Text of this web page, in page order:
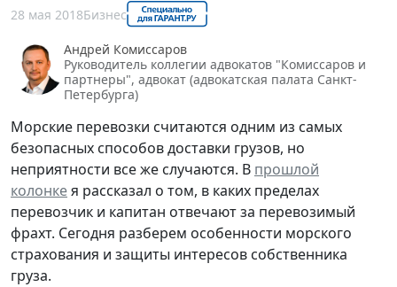
28 мая 2018Бизнес
Андрей Комиссаров
Руководитель коллегии адвокатов "Комиссаров и
партнеры", адвокат (адвокатская палата Санкт-
Петербурга)
Морские перевозки считаются одним из самых
безопасных способов доставки грузов, но
неприятности все же случаются. В прошлой
колонкея рассказал о том, в каких пределах
перевозчик и капитан отвечают за перевозимый
фрахт. Сегодня разберем особенности морского
страхования и защиты интересов собственника
груза.